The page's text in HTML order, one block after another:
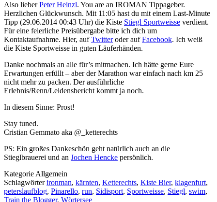
Also lieberPeter Heinzl. You are an IROMAN Tippageber.
Herzlichen Glückwunsch. Mit 11:05 hast du mit einem Last-Minute
Tipp (29.06.2014 00:43 Uhr) die Kiste Stiegl Sportweisse verdient.
Für eine feierliche Preisübergabe bitte ich dich um
Kontaktaufnahme. Hier, aufTwitteroder aufFacebook. Ich weiß
die Kiste Sportweisse in guten Läuferhänden.
Danke nochmals an alle für’s mitmachen. Ich hätte gerne Eure
Erwartungen erfüllt – aber der Marathon war einfach nach km 25
nicht mehr zu packen. Der ausführliche
Erlebnis/Renn/Leidensbericht kommt ja noch.
In diesem Sinne: Prost!
Stay tuned.
Cristian Gemmato aka @_ketterechts
PS: Ein großes Dankeschön geht natürlich auch an die
Stieglbrauerei und an Jochen Hencke persönlich.
KategorieAllgemein
Schlagwörterironman, kärnten, Ketterechts, Kiste Bier, klagenfurt,
peterslaufblog, Pinarello, run, Sidisport, Sportweisse, Stiegl, swim,
Train the Blogger, Wörtersee